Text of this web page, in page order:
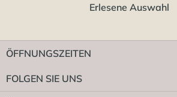
Erlesene Auswahl
ÖFFNUNGSZEITEN
FOLGEN SIE UNS